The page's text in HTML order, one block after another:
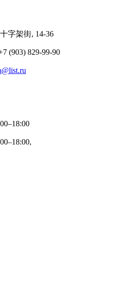
字架街, 14-36
(903) 829-99-90